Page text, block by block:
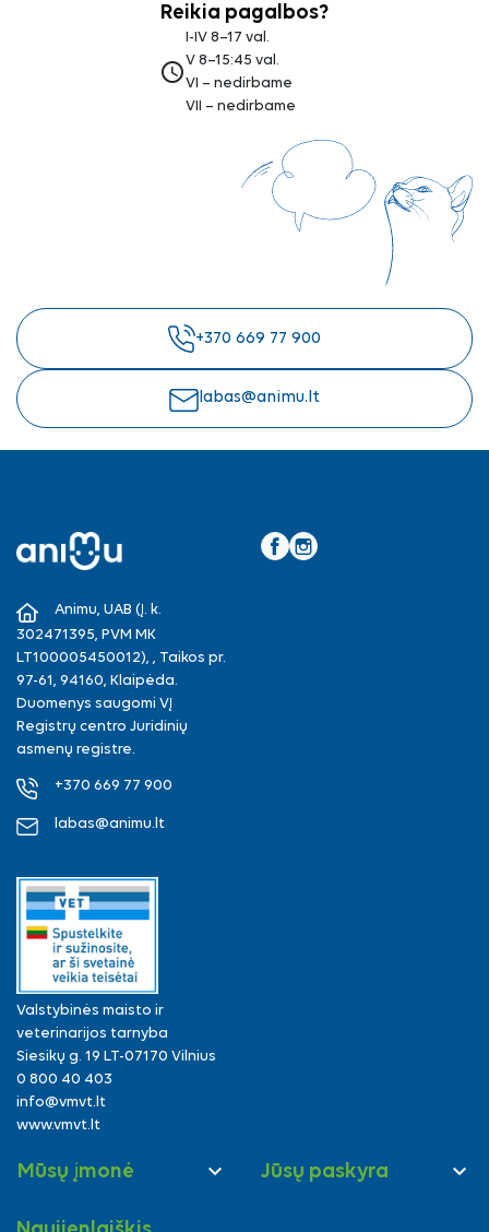
Reikia pagalbos?
access_time
I-IV 8–17 val.
V 8–15:45 val.
VI – nedirbame
VII – nedirbame
+370 669 77 900
labas@animu.lt
Animu, UAB (Į. k.
302471395, PVM MK
LT100005450012), , Taikos pr.
97-61, 94160, Klaipėda.
Duomenys saugomi VĮ
Registrų centro Juridinių
asmenų registre.
+370 669 77 900
labas@animu.lt
Valstybinės maisto ir
veterinarijos tarnyba
Siesikų g. 19 LT-07170 Vilnius
0 800 40 403
info@vmvt.lt
www.vmvt.lt
Mūsų įmonė  Jūsų paskyra 